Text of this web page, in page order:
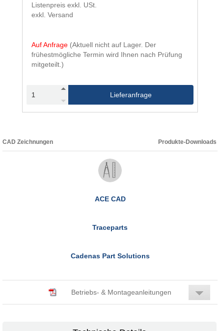
Listenpreis exkl. USt.
exkl. Versand
Auf Anfrage (Aktuell nicht auf Lager. Der
frühestmögliche Termin wird Ihnen nach Prüfung
mitgeteilt.)
Lieferanfrage
CAD Zeichnungen Produkte-Downloads
ACE CAD
Traceparts
Cadenas Part Solutions
Betriebs- & Montageanleitungen